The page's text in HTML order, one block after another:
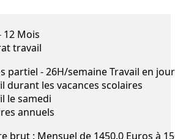
12 Mois
travail
partiel - 26H/semaine Travail en
durant les vacances scolaires
le samedi
annuels
brut : Mensuel de 1450.0 Euros à